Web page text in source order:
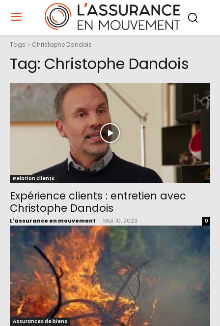
Tags Christophe Dandois
Tag: Christophe Dandois
Relation clients
Expérience clients : entretien avec
Christophe Dandois
L'assurance en mouvement Mai 10, 2023 0
Assurances de biens